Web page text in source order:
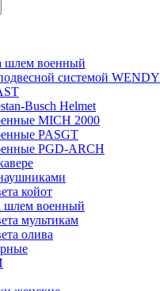
шлем военный
системой WENDY
Busch Helmet
MICH 2000
PASGT
PGD-ARCH
койот
шлем военный
мультикам
олива